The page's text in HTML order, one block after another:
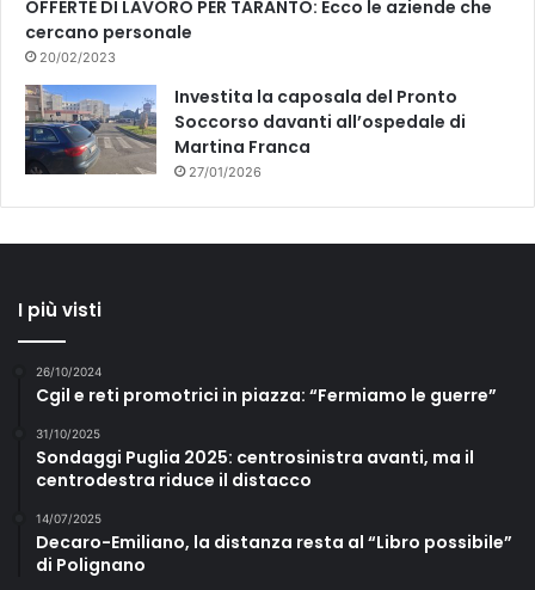
OFFERTE DI LAVORO PER TARANTO: Ecco le aziende che
cercano personale
20/02/2023
Investita la caposala del Pronto
Soccorso davanti all’ospedale di
Martina Franca
27/01/2026
I più visti
26/10/2024
Cgil e reti promotrici in piazza: “Fermiamo le guerre”
31/10/2025
Sondaggi Puglia 2025: centrosinistra avanti, ma il
centrodestra riduce il distacco
14/07/2025
Decaro-Emiliano, la distanza resta al “Libro possibile”
di Polignano